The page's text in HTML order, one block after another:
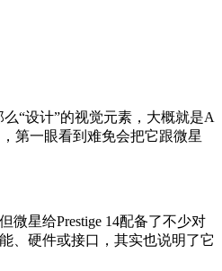
么“设计”的视觉元素，大概就是A
第一眼看到难免会把它跟微星
微星给Prestige 14配备了不少对
、硬件或接口，其实也说明了它